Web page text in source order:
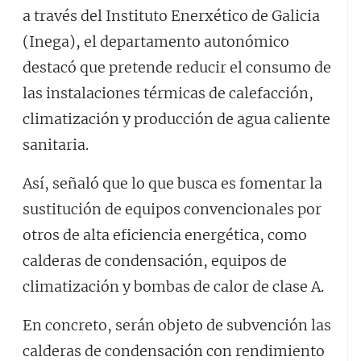
a través del Instituto Enerxético de Galicia
(Inega), el departamento autonómico
destacó que pretende reducir el consumo de
las instalaciones térmicas de calefacción,
climatización y producción de agua caliente
sanitaria.
Así, señaló que lo que busca es fomentar la
sustitución de equipos convencionales por
otros de alta eficiencia energética, como
calderas de condensación, equipos de
climatización y bombas de calor de clase A.
En concreto, serán objeto de subvención las
calderas de condensación con rendimiento